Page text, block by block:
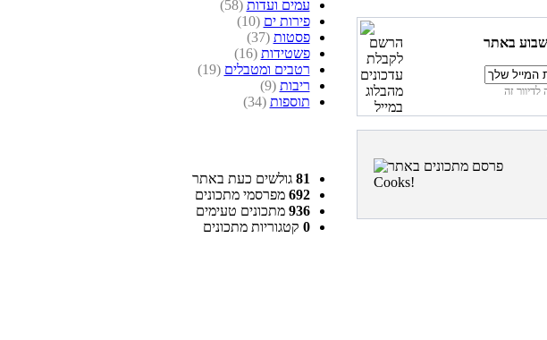
עמים ועדות (58)
פירות ים (10)
פסטות (37)
פשטידות (16)
רטבים ומטבלים (19)
ריבות (9)
תוספות (34)
81 גולשים כעת באתר
692 מפרסמי מתכונים
936 מתכונים טעימים
0 קטגוריות מתכונים